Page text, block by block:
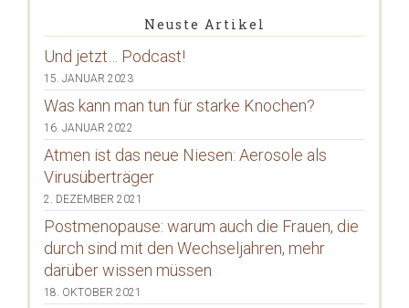
Neuste Artikel
Und jetzt… Podcast!
15. JANUAR 2023
Was kann man tun für starke Knochen?
16. JANUAR 2022
Atmen ist das neue Niesen: Aerosole als
Virusüberträger
2. DEZEMBER 2021
Postmenopause: warum auch die Frauen, die
durch sind mit den Wechseljahren, mehr
darüber wissen müssen
18. OKTOBER 2021